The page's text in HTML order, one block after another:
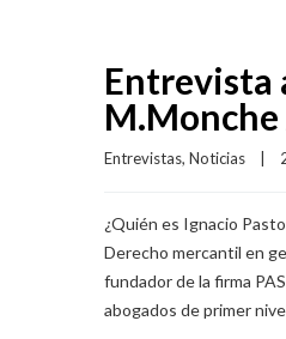
Entrevista
M.Monche
Entrevistas, Noticias
¿Quién es Ignacio
Derecho mercantil en
fundador de la firma
abogados de primer